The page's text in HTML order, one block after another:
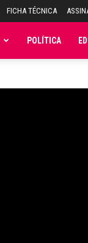
FICHA TÉCNICA
POLÍTICA